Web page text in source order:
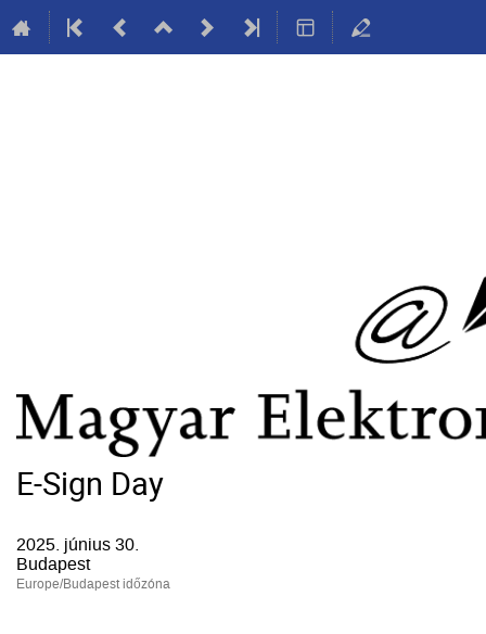
E-Sign Day
2025. június 30.
Budapest
Europe/Budapest időzóna